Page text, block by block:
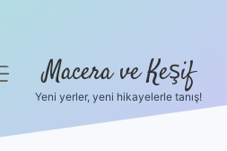
Macera ve Keşif
Yeni yerler, yeni hikayelerle tanış!